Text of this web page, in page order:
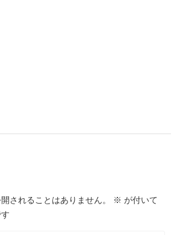
されることはありません。 ※ が付いて